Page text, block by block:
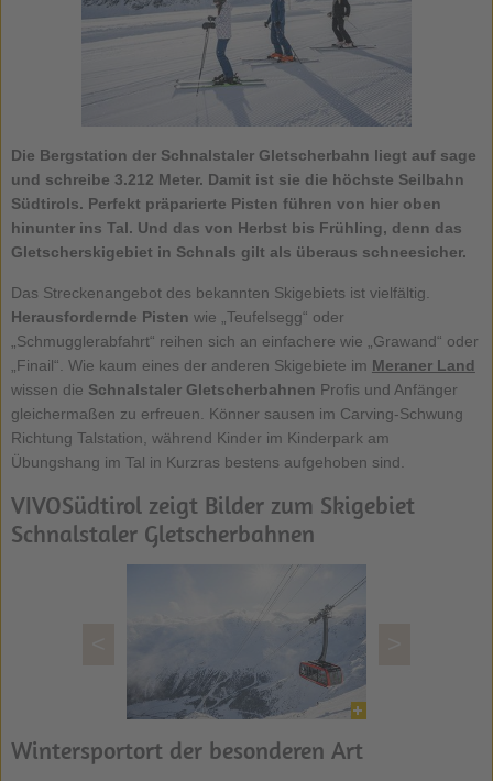
Die Bergstation der Schnalstaler Gletscherbahn liegt auf sage
und schreibe 3.212 Meter. Damit ist sie die höchste Seilbahn
Südtirols. Perfekt präparierte Pisten führen von hier oben
hinunter ins Tal. Und das von Herbst bis Frühling, denn das
Gletscherskigebiet in Schnals gilt als überaus schneesicher.
Das Streckenangebot des bekannten Skigebiets ist vielfältig.
Herausfordernde Pisten wie „Teufelsegg“ oder
„Schmugglerabfahrt“ reihen sich an einfachere wie „Grawand“ oder
„Finail“. Wie kaum eines der anderen Skigebiete im Meraner Land
wissen die Schnalstaler Gletscherbahnen Profis und Anfänger
gleichermaßen zu erfreuen. Könner sausen im Carving-Schwung
Richtung Talstation, während Kinder im Kinderpark am
Übungshang im Tal in Kurzras bestens aufgehoben sind.
VIVOSüdtirol zeigt Bilder zum Skigebiet
Schnalstaler Gletscherbahnen
Wintersportort der besonderen Art